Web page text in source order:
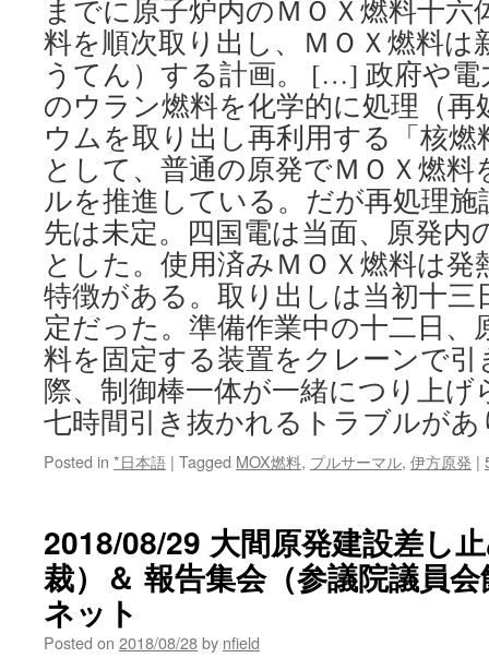
までに原子炉内のＭＯＸ燃料十
料を順次取り出し、ＭＯＸ燃料は
うてん）する計画。 […] 政府や電
のウラン燃料を化学的に処理（
ウムを取り出し再利用する「核
として、普通の原発でＭＯＸ燃
ルを推進している。だが再処理
先は未定。四国電は当面、原発内
とした。使用済みＭＯＸ燃料は
特徴がある。取り出しは当初十三
定だった。準備作業中の十二日、
料を固定する装置をクレーンで
際、制御棒一体が一緒につり上げ
七時間引き抜かれるトラブルが
Posted in *日本語 | Tagged MOX燃料, プルサーマル, 伊方原発 |
2018/08/29 大間原発建設差し
裁）＆ 報告集会（参議院議員
ネット
Posted on 2018/08/28by nfield